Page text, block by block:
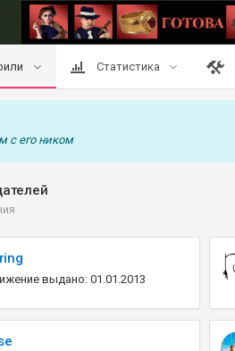
Статистика
с его ником
выдано: 01.01.2013